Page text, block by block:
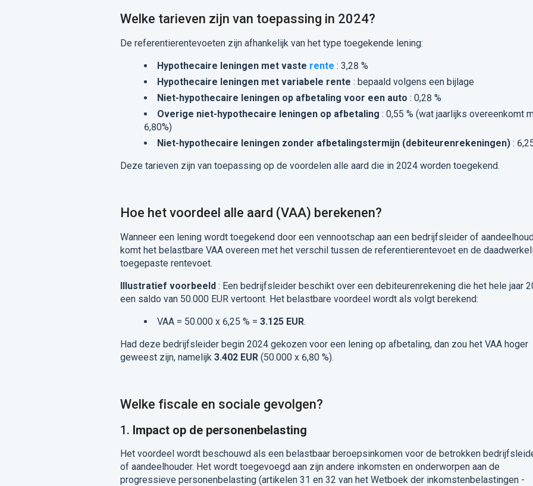
Welke tarieven zijn van toepassing in 2024?
De referentierentevoeten zijn afhankelijk van het type toegekende lening:
Hypothecaire leningen met vaste rente : 3,28 %
Hypothecaire leningen met variabele rente : bepaald volgens een bijlage
Niet-hypothecaire leningen op afbetaling voor een auto : 0,28 %
Overige niet-hypothecaire leningen op afbetaling : 0,55 % (wat jaarlijks overeenkomt
6,80%)
Niet-hypothecaire leningen zonder afbetalingstermijn (debiteurenrekeningen):
Deze tarieven zijn van toepassing op de voordelen alle aard die in 2024 worden toegekend.
Hoe het voordeel alle aard (VAA) berekenen?
Wanneer een lening wordt toegekend door een vennootschap aan een bedrijfsleider of
komt het belastbare VAA overeen met het verschil tussen de referentierentevoet en de
toegepaste rentevoet.
Illustratief voorbeeld : Een bedrijfsleider beschikt over een debiteurenrekening die het hele jaar
een saldo van 50.000 EUR vertoont. Het belastbare voordeel wordt als volgt berekend:
VAA = 50.000 x 6,25 % = 3.125 EUR.
Had deze bedrijfsleider begin 2024 gekozen voor een lening op afbetaling, dan zou het VAA hoger
geweest zijn, namelijk 3.402 EUR (50.000 x 6,80 %).
Welke fiscale en sociale gevolgen?
1. Impact op de personenbelasting
Het voordeel wordt beschouwd als een belastbaar beroepsinkomen voor de betrokken
of aandeelhouder. Het wordt toegevoegd aan zijn andere inkomsten en onderworpen aan de
progressieve personenbelasting (artikelen 31 en 32 van het Wetboek der inkomstenbelastingen -